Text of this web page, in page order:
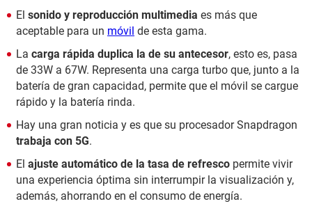
El sonido y reproducción multimedia es más que
aceptable para un móvil de esta gama.
La carga rápida duplica la de su antecesor, esto es, pasa
de 33W a 67W. Representa una carga turbo que, junto a la
batería de gran capacidad, permite que el móvil se cargue
rápido y la batería rinda.
Hay una gran noticia y es que su procesador Snapdragon
trabaja con 5G.
El ajuste automático de la tasa de refresco permite vivir
una experiencia óptima sin interrumpir la visualización y,
además, ahorrando en el consumo de energía.